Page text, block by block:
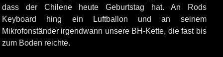
dass der Chilene heute Geburtstag hat. An Rods
Keyboard hing ein Luftballon und an seinem
Mikrofonständer irgendwann unsere BH-Kette, die fast bis
zum Boden reichte.